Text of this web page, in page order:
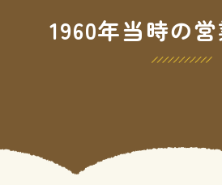
1960年当時の